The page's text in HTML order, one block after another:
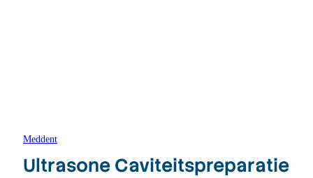
Meddent
Ultrasone Caviteitspreparatie